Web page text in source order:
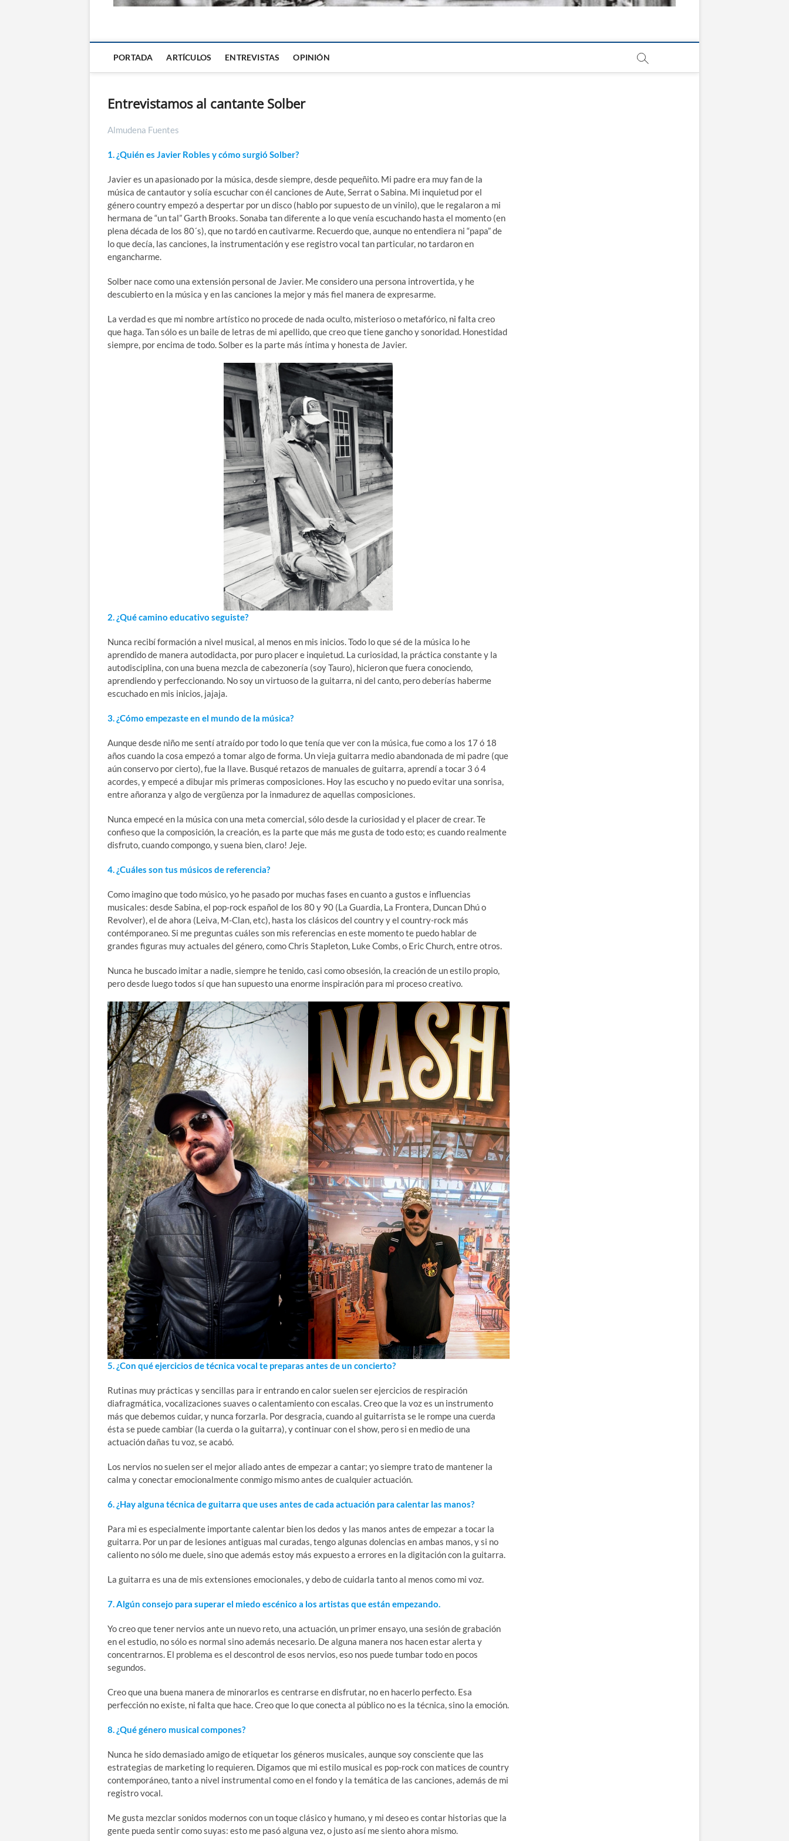
PORTADA ARTÍCULOS ENTREVISTAS OPINIÓN
Entrevistamos al cantante Solber
Almudena Fuentes
1. ¿Quién es Javier Robles y cómo surgió Solber?
Javier es un apasionado por la música, desde siempre, desde pequeñito. Mi padre era muy fan de la
música de cantautor y solía escuchar con él canciones de Aute, Serrat o Sabina. Mi inquietud por el
género country empezó a despertar por un disco (hablo por supuesto de un vinilo), que le regalaron a mi
hermana de “un tal” Garth Brooks. Sonaba tan diferente a lo que venía escuchando hasta el momento (en
plena década de los 80´s), que no tardó en cautivarme. Recuerdo que, aunque no entendiera ni “papa” de
lo que decía, las canciones, la instrumentación y ese registro vocal tan particular, no tardaron en
engancharme.
Solber nace como una extensión personal de Javier. Me considero una persona introvertida, y he
descubierto en la música y en las canciones la mejor y más fiel manera de expresarme.
La verdad es que mi nombre artístico no procede de nada oculto, misterioso o metafórico, ni falta creo
que haga. Tan sólo es un baile de letras de mi apellido, que creo que tiene gancho y sonoridad. Honestidad
siempre, por encima de todo. Solber es la parte más íntima y honesta de Javier.
2. ¿Qué camino educativo seguiste?
Nunca recibí formación a nivel musical, al menos en mis inicios. Todo lo que sé de la música lo he
aprendido de manera autodidacta, por puro placer e inquietud. La curiosidad, la práctica constante y la
autodisciplina, con una buena mezcla de cabezonería (soy Tauro), hicieron que fuera conociendo,
aprendiendo y perfeccionando. No soy un virtuoso de la guitarra, ni del canto, pero deberías haberme
escuchado en mis inicios, jajaja.
3. ¿Cómo empezaste en el mundo de la música?
Aunque desde niño me sentí atraído por todo lo que tenía que ver con la música, fue como a los 17 ó 18
años cuando la cosa empezó a tomar algo de forma. Un vieja guitarra medio abandonada de mi padre (que
aún conservo por cierto), fue la llave. Busqué retazos de manuales de guitarra, aprendí a tocar 3 ó 4
acordes, y empecé a dibujar mis primeras composiciones. Hoy las escucho y no puedo evitar una sonrisa,
entre añoranza y algo de vergüenza por la inmadurez de aquellas composiciones.
Nunca empecé en la música con una meta comercial, sólo desde la curiosidad y el placer de crear. Te
confieso que la composición, la creación, es la parte que más me gusta de todo esto; es cuando realmente
disfruto, cuando compongo, y suena bien, claro! Jeje.
4. ¿Cuáles son tus músicos de referencia?
Como imagino que todo músico, yo he pasado por muchas fases en cuanto a gustos e influencias
musicales: desde Sabina, el pop-rock español de los 80 y 90 (La Guardia, La Frontera, Duncan Dhú o
Revolver), el de ahora (Leiva, M-Clan, etc), hasta los clásicos del country y el country-rock más
contémporaneo. Si me preguntas cuáles son mis referencias en este momento te puedo hablar de
grandes figuras muy actuales del género, como Chris Stapleton, Luke Combs, o Eric Church, entre otros.
Nunca he buscado imitar a nadie, siempre he tenido, casi como obsesión, la creación de un estilo propio,
pero desde luego todos sí que han supuesto una enorme inspiración para mi proceso creativo.
5. ¿Con qué ejercicios de técnica vocal te preparas antes de un concierto?
Rutinas muy prácticas y sencillas para ir entrando en calor suelen ser ejercicios de respiración
diafragmática, vocalizaciones suaves o calentamiento con escalas. Creo que la voz es un instrumento
más que debemos cuidar, y nunca forzarla. Por desgracia, cuando al guitarrista se le rompe una cuerda
ésta se puede cambiar (la cuerda o la guitarra), y continuar con el show, pero si en medio de una
actuación dañas tu voz, se acabó.
Los nervios no suelen ser el mejor aliado antes de empezar a cantar; yo siempre trato de mantener la
calma y conectar emocionalmente conmigo mismo antes de cualquier actuación.
6. ¿Hay alguna técnica de guitarra que uses antes de cada actuación para calentar las manos?
Para mi es especialmente importante calentar bien los dedos y las manos antes de empezar a tocar la
guitarra. Por un par de lesiones antiguas mal curadas, tengo algunas dolencias en ambas manos, y si no
caliento no sólo me duele, sino que además estoy más expuesto a errores en la digitación con la guitarra.
La guitarra es una de mis extensiones emocionales, y debo de cuidarla tanto al menos como mi voz.
7. Algún consejo para superar el miedo escénico a los artistas que están empezando.
Yo creo que tener nervios ante un nuevo reto, una actuación, un primer ensayo, una sesión de grabación
en el estudio, no sólo es normal sino además necesario. De alguna manera nos hacen estar alerta y
concentrarnos. El problema es el descontrol de esos nervios, eso nos puede tumbar todo en pocos
segundos.
Creo que una buena manera de minorarlos es centrarse en disfrutar, no en hacerlo perfecto. Esa
perfección no existe, ni falta que hace. Creo que lo que conecta al público no es la técnica, sino la emoción.
8. ¿Qué género musical compones?
Nunca he sido demasiado amigo de etiquetar los géneros musicales, aunque soy consciente que las
estrategias de marketing lo requieren. Digamos que mi estilo musical es pop-rock con matices de country
contemporáneo, tanto a nivel instrumental como en el fondo y la temática de las canciones, además de mi
registro vocal.
Me gusta mezclar sonidos modernos con un toque clásico y humano, y mi deseo es contar historias que la
gente pueda sentir como suyas: esto me pasó alguna vez, o justo así me siento ahora mismo.